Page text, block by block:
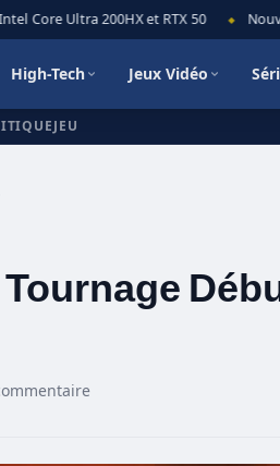
Core Ultra 200HX et RTX 50
High-Tech Jeux Vidéo